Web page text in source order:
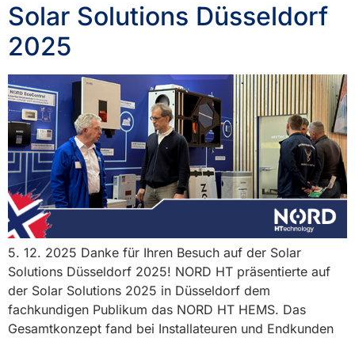
Solar Solutions Düsseldorf
2025
5. 12. 2025 Danke für Ihren Besuch auf der Solar
Solutions Düsseldorf 2025! NORD HT präsentierte auf
der Solar Solutions 2025 in Düsseldorf dem
fachkundigen Publikum das NORD HT HEMS. Das
Gesamtkonzept fand bei Installateuren und Endkunden